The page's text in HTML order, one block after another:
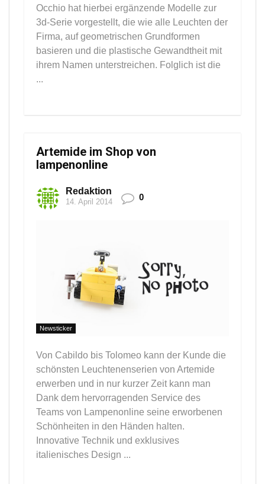
Occhio hat hierbei ergänzende Modelle zur
3d-Serie vorgestellt, die wie alle Leuchten der
Firma, auf geometrischen Grundformen
basieren und die plastische Gewandtheit mit
ihrem Namen unterstreichen. Folglich ist die
...
Artemide im Shop von
lampenonline
Redaktion
14. April 2014 0
Newsticker
Von Cabildo bis Tolomeo kann der Kunde die
schönsten Leuchtenenserien von Artemide
erwerben und in nur kurzer Zeit kann man
Dank dem hervorragenden Service des
Teams von Lampenonline seine erworbenen
Schönheiten in den Händen halten.
Innovative Technik und exklusives
italienisches Design ...